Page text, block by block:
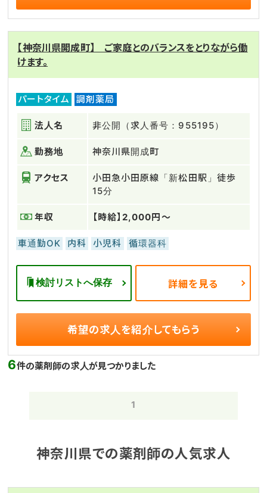
【神奈川県開成町】 ご家庭とのバランスをとりながら働
けます。
パートタイム 調剤薬局
法人名 非公開（求人番号：955195）
勤務地 神奈川県開成町
アクセス
小田急小田原線「新松田駅」徒歩
15分
年収 【時給】2,000円～
車通勤OK 内科 小児科 循環器科
検討リストへ保存 詳細を見る
希望の求人を紹介してもらう
6件の薬剤師の求人が見つかりました
1
神奈川県での薬剤師の人気求人